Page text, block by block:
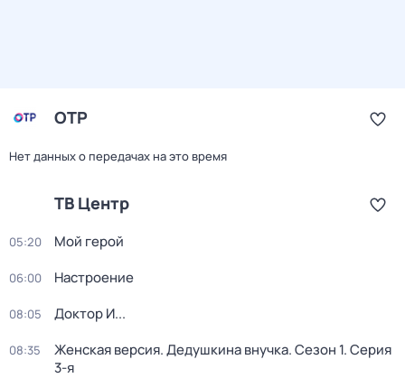
ОТР
Нет данных о передачах на это время
ТВ Центр
05:20 Мой герой
06:00 Настроение
08:05 Доктор И...
08:35 Женская версия. Дедушкина внучка. Сезон 1. Серия
3-я